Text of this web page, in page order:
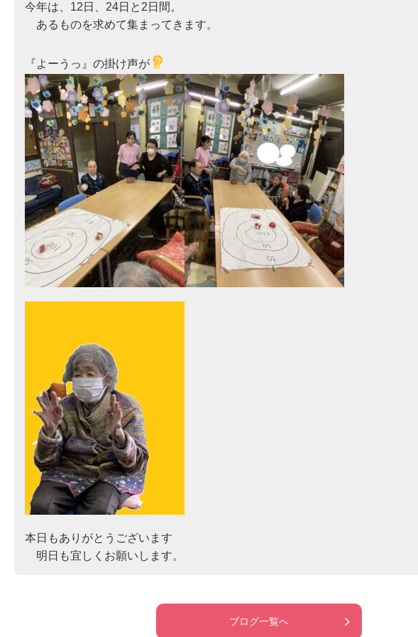
今年は、12日、24日と2日間。
あるものを求めて集まってきます。
『よーうっ』の掛け声が
本日もありがとうございます
明日も宜しくお願いします。
ブログ一覧へ